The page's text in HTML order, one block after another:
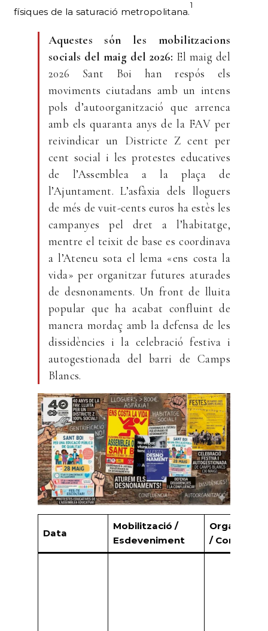
físiques de la saturació metropolitana.
1
Aquestes són les mobilitzacions
socials del maig del 2026: El maig del
2026 Sant Boi han respós els
moviments ciutadans amb un intens
pols d’autoorganització que arrenca
amb els quaranta anys de la FAV per
reivindicar un Districte Z cent per
cent social i les protestes educatives
de l’Assemblea a la plaça de
l’Ajuntament. L’asfàxia dels lloguers
de més de vuit-cents euros ha estès les
campanyes pel dret a l’habitatge,
mentre el teixit de base es coordinava
a l’Ateneu sota el lema «ens costa la
vida» per organitzar futures aturades
de desnonaments. Un front de lluita
popular que ha acabat confluint de
manera mordaç amb la defensa de les
dissidències i la celebració festiva i
autogestionada del barri de Camps
Blancs.
Data
Mobilització /
Esdeveniment
/ Convocant